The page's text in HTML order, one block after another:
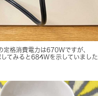
定格消費電力は670Wですが、
てみると684Wを示していました